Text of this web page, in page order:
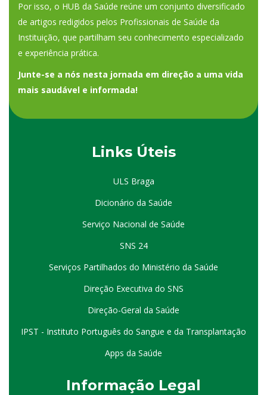
Por isso, o HUB da Saúde reúne um conjunto diversificado
de artigos redigidos pelos Profissionais de Saúde da
Instituição, que partilham seu conhecimento especializado
e experiência prática.
Junte-se a nós nesta jornada em direção a uma vida
mais saudável e informada!
Links Úteis
ULS Braga
Dicionário da Saúde
Serviço Nacional de Saúde
SNS 24
Serviços Partilhados do Ministério da Saúde
Direção Executiva do SNS
Direção-Geral da Saúde
IPST - Instituto Português do Sangue e da Transplantação
Apps da Saúde
Informação Legal